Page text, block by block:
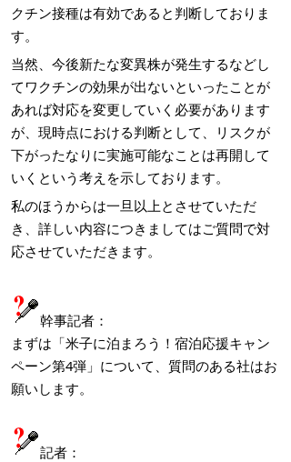
クチン接種は有効であると判断しておりま
す。
当然、今後新たな変異株が発生するなどし
てワクチンの効果が出ないといったことが
あれば対応を変更していく必要があります
が、現時点における判断として、リスクが
下がったなりに実施可能なことは再開して
いくという考えを示しております。
私のほうからは一旦以上とさせていただ
き、詳しい内容につきましてはご質問で対
応させていただきます。
幹事記者：
まずは「米子に泊まろう！宿泊応援キャン
ペーン第4弾」について、質問のある社はお
願いします。
記者：